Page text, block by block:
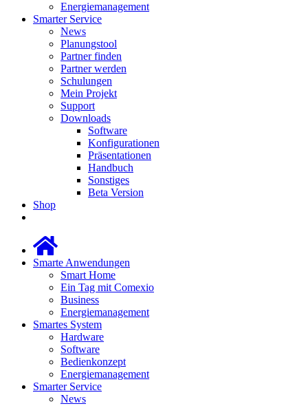
Energiemanagement
Smarter Service
News
Planungstool
Partner finden
Partner werden
Schulungen
Mein Projekt
Support
Downloads
Software
Konfigurationen
Präsentationen
Handbuch
Sonstiges
Beta Version
Shop
Smarte Anwendungen
Smart Home
Ein Tag mit Comexio
Business
Energiemanagement
Smartes System
Hardware
Software
Bedienkonzept
Energiemanagement
Smarter Service
News